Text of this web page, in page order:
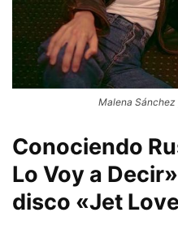
Malena
Conociendo
Lo Voy a
disco «Jet